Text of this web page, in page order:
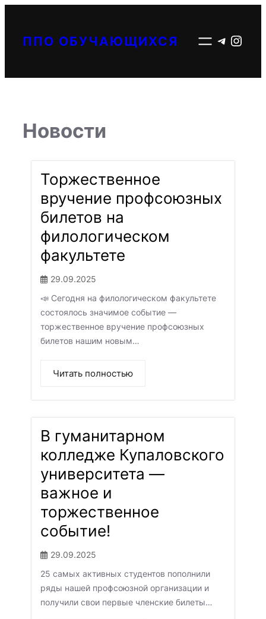
содержимому
ППО ОБУЧАЮЩИХСЯ
Новости
Торжественное
вручение профсоюзных
билетов на
филологическом
факультете
29.09.2025
📣 Сегодня на филологическом факультете
состоялось значимое событие —
торжественное вручение профсоюзных
билетов нашим новым…
Читать полностью
В гуманитарном
колледже Купаловского
университета —
важное и
торжественное
событие!
29.09.2025
25 самых активных студентов пополнили
ряды нашей профсоюзной организации и
получили свои первые членские билеты…